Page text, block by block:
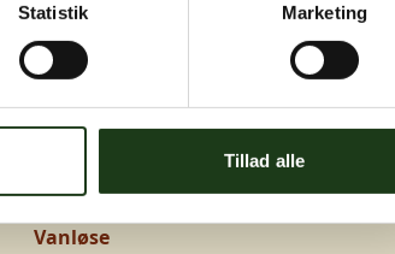
Statistik Marketing
Tillad alle
Adresser
Vanløse